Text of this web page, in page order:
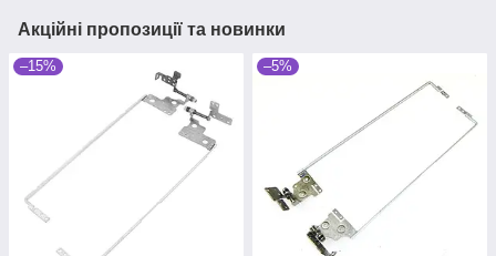
Акційні пропозиції та новинки
–15% –5%